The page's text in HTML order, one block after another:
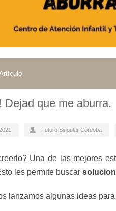
Dejad que me aburra.
Futuro Singular Córdoba
Una de las mejores
les permite buscar
lanzamos algunas ideas para